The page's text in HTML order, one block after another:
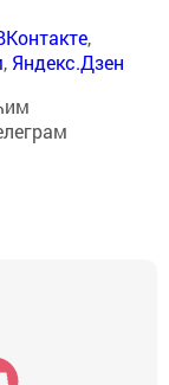
,
, Яндекс.Дзен